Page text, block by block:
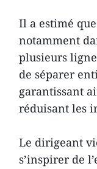
Il a estimé
notamment
plusieurs
de séparer
garantissant
réduisant les
Le dirigeant
s’inspirer de